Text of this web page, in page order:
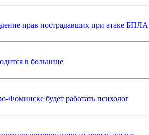
прав пострадавших при атаке БПЛА
в больнице
Фоминске будет работать психолог